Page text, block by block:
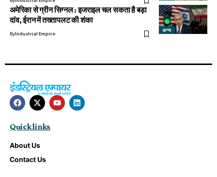
अन्य
अमेरिका से ग्रीन सिग्नल : इजराइल चल सकता है बड़ा
दांव, ईरान में तख्तापलट की शंका
ByIndustrial Empire
Quick links
About Us
Contact Us